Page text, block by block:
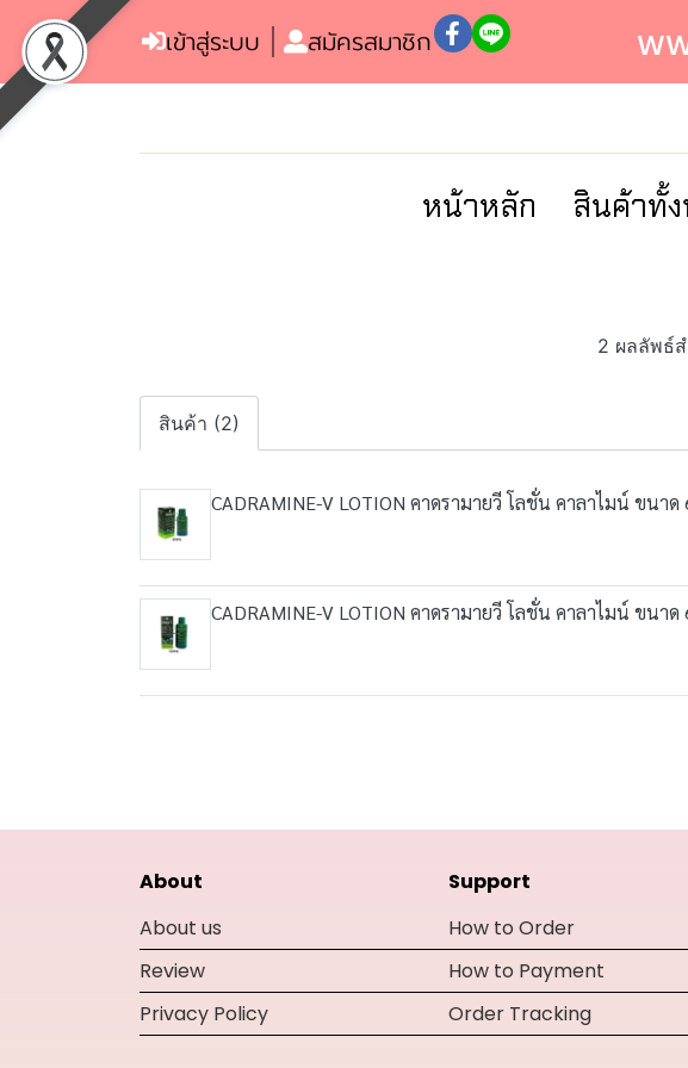
เข้าสู่ระบบ สมัครสมาชิก
หน้าหลัก สินค้าทั้
2 ผลลัพธ์
สินค้า (2)
CADRAMINE-V LOTION คาดรามายวี โลชั่น คาลาไมน์ ขนา
CADRAMINE-V LOTION คาดรามายวี โลชั่น คาลาไมน์ ขนา
About
About us
Review
Privacy Policy
Support
How to Order
How to Payment
Order Tracking